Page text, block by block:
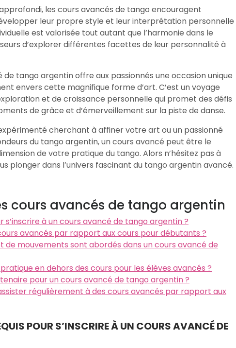
les cours avancés de tango encouragent
leur propre style et leur interprétation personnelle
est valorisée tout autant que l’harmonie dans le
d’explorer différentes facettes de leur personnalité à
tango argentin offre aux passionnés une occasion unique
envers cette magnifique forme d’art. C’est un voyage
et de croissance personnelle qui promet des défis
de grâce et d’émerveillement sur la piste de danse.
cherchant à affiner votre art ou un passionné
du tango argentin, un cours avancé peut être le
de votre pratique du tango. Alors n’hésitez pas à
plonger dans l’univers fascinant du tango argentin avancé.
cours avancés de tango argentin
s’inscrire à un cours avancé de tango argentin ?
avancés par rapport aux cours pour débutants ?
de mouvements sont abordés dans un cours avancé de
en dehors des cours pour les élèves avancés ?
pour un cours avancé de tango argentin ?
régulièrement à des cours avancés par rapport aux
POUR S’INSCRIRE À UN COURS AVANCÉ DE